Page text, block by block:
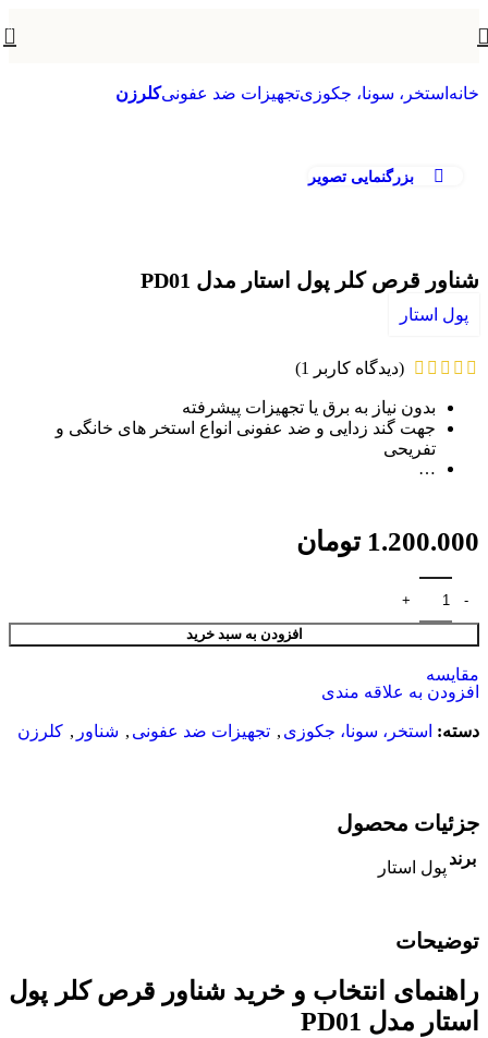
0
خانهاستخر، سونا، جکوزیتجهیزات ضد عفونیکلرزن
بزرگنمایی تصویر
شناور قرص کلر پول استار مدل PD01
پول استار
(دیدگاه کاربر 1
)
بدون نیاز به برق یا تجهیزات پیشرفته
جهت گند زدایی و ضد عفونی انواع استخر های خانگی و
تفریحی
…
1.200.000 تومان
افزودن به سبد خرید
مقایسه
افزودن به علاقه مندی
دسته: استخر، سونا، جکوزی , تجهیزات ضد عفونی , شناور , کلرزن
جزئیات محصول
برند پول استار
توضیحات
راهنمای انتخاب و خرید شناور قرص کلر پول
استار مدل PD01